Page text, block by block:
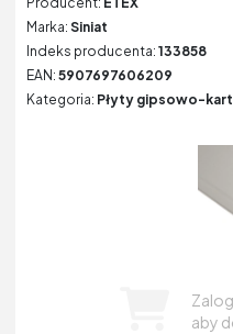
Marka: Siniat
Indeks producenta: 133858
EAN: 5907697606209
Kategoria: Płyty gipsowo-
aby